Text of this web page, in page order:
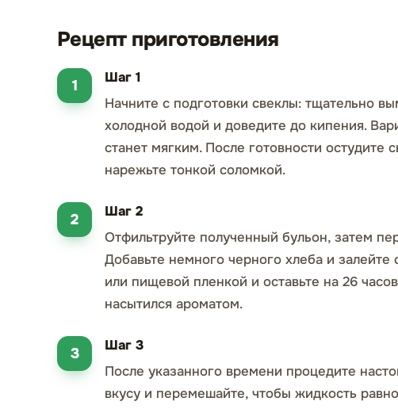
Рецепт приготовления
Шаг 1
Начните с подготовки свеклы: тщательно
холодной водой и доведите до кипения.
станет мягким. После готовности остудите
нарежьте тонкой соломкой.
Шаг 2
Отфильтруйте полученный бульон, затем
Добавьте немного черного хлеба и
или пищевой пленкой и оставьте на 26
насытился ароматом.
Шаг 3
После указанного времени процедите
вкусу и перемешайте, чтобы жидкость